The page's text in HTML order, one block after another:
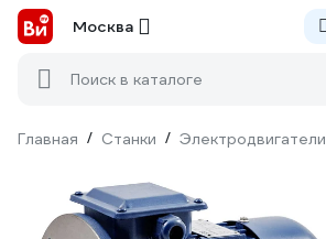
Москва
Поиск в каталоге
Главная / Станки / Электродвигатели